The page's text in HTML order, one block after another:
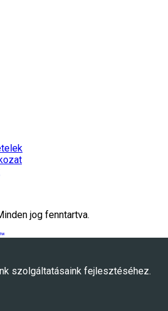
szolgáltatásaink fejlesztéséhez.
jog fenntartva.